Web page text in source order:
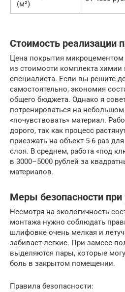
(м²)
Стоимость реализации
Цена покрытия
из стоимости комплекта химии
специалиста. Если вы решите
самостоятельно, экономия
общего бюджета. Однако я
потренироваться на
«почувствовать» материал.
дорого, так как процесс
приезжать на объект 5-6 раз
слоя. В среднем, работа «под
в 3000–5000 рублей за
материалов.
Меры безопасности при
Несмотря на экологичность
монтажа нужно соблюдать
шлифовке очень мелкая и
забивает легкие. При замесе
выделяются пары, которые
боль в закрытом помещении.
Правила безопасности: